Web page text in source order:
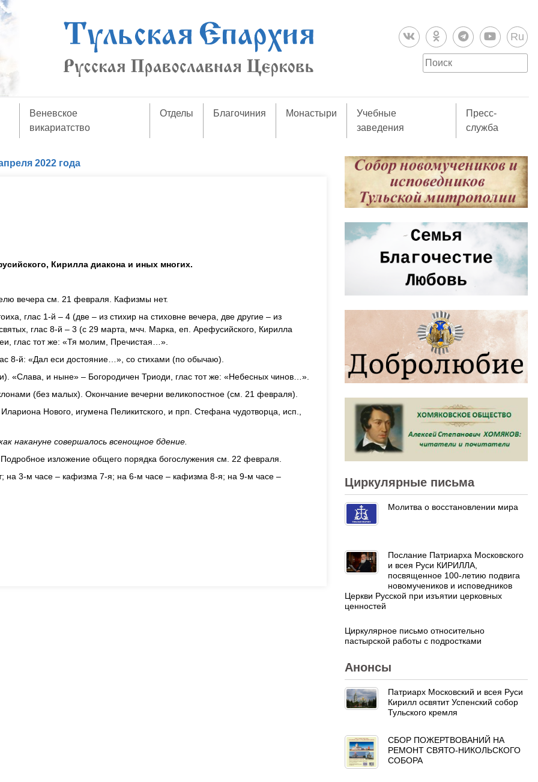
Ru
Веневское
викариатство
Отделы Благочиния Монастыри
Учебные
заведения
Пресс-
служба
2022 года
Кирилла диакона и иных многих.
вечера см. 21 февраля. Кафизмы нет.
глас 1-й – 4 (две – из стихир на стиховне вечера, две другие – из
глас 8-й – 3 (с 29 марта, мчч. Марка, еп. Арефусийского, Кирилла
глас тот же: «Тя молим, Пречистая…».
8-й: «Дал еси достояние…», со стихами (по обычаю).
«Слава, и ныне» – Богородичен Триоди, глас тот же: «Небесных чинов…».
(без малых). Окончание вечерни великопостное (см. 21 февраля).
Нового, игумена Пеликитского, и прп. Стефана чудотворца, исп.,
накануне совершалось всенощное бдение.
изложение общего порядка богослужения см. 22 февраля.
3-м часе – кафизма 7-я; на 6-м часе – кафизма 8-я; на 9-м часе –
Циркулярные письма
Молитва о восстановлении мира
Послание Патриарха Московского
и всея Руси КИРИЛЛА,
посвященное 100-летию подвига
новомучеников и исповедников
Церкви Русской при изъятии церковных
ценностей
Циркулярное письмо относительно
пастырской работы с подростками
Анонсы
Патриарх Московский и всея Руси
Кирилл освятит Успенский собор
Тульского кремля
СБОР ПОЖЕРТВОВАНИЙ НА
РЕМОНТ СВЯТО-НИКОЛЬСКОГО
СОБОРА